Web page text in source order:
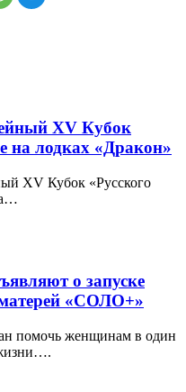
XV Кубок
на лодках «Дракон»
XV Кубок «Русского
о запуске
матерей «СОЛО+»
помочь женщинам в один